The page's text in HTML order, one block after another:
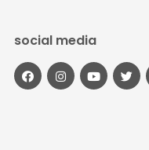
social media